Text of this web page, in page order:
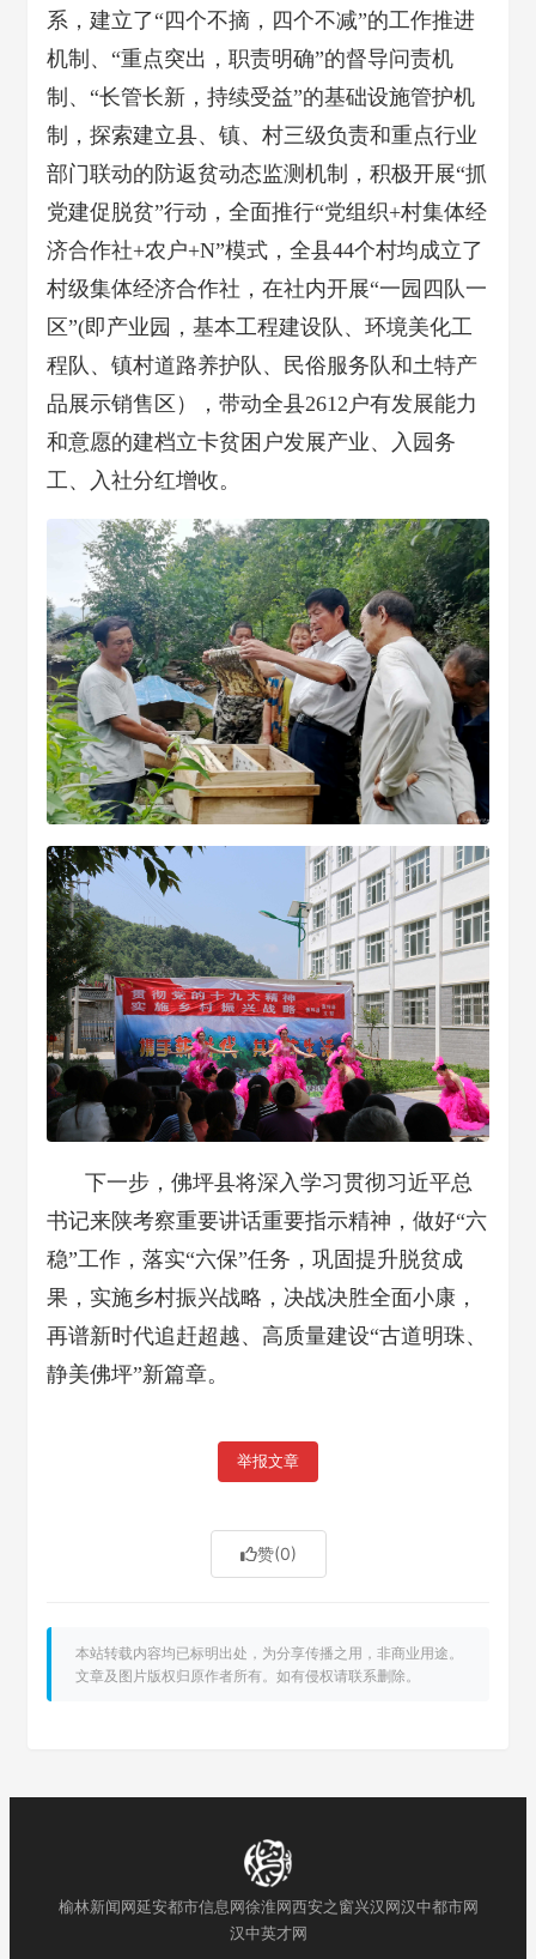
系，建立了“四个不摘，四个不减”的工作推进
机制、“重点突出，职责明确”的督导问责机
制、“长管长新，持续受益”的基础设施管护机
制，探索建立县、镇、村三级负责和重点行业
部门联动的防返贫动态监测机制，积极开展“抓
党建促脱贫”行动，全面推行“党组织+村集体经
济合作社+农户+N”模式，全县44个村均成立了
村级集体经济合作社，在社内开展“一园四队一
区”(即产业园，基本工程建设队、环境美化工
程队、镇村道路养护队、民俗服务队和土特产
品展示销售区），带动全县2612户有发展能力
和意愿的建档立卡贫困户发展产业、入园务
工、入社分红增收。
下一步，佛坪县将深入学习贯彻习近平总
书记来陕考察重要讲话重要指示精神，做好“六
稳”工作，落实“六保”任务，巩固提升脱贫成
果，实施乡村振兴战略，决战决胜全面小康，
再谱新时代追赶超越、高质量建设“古道明珠、
静美佛坪”新篇章。
举报文章
赞(0)
本站转载内容均已标明出处，为分享传播之用，非商业用途。
文章及图片版权归原作者所有。如有侵权请联系删除。
榆林新闻网延安都市信息网徐淮网西安之窗兴汉网汉中都市网
汉中英才网